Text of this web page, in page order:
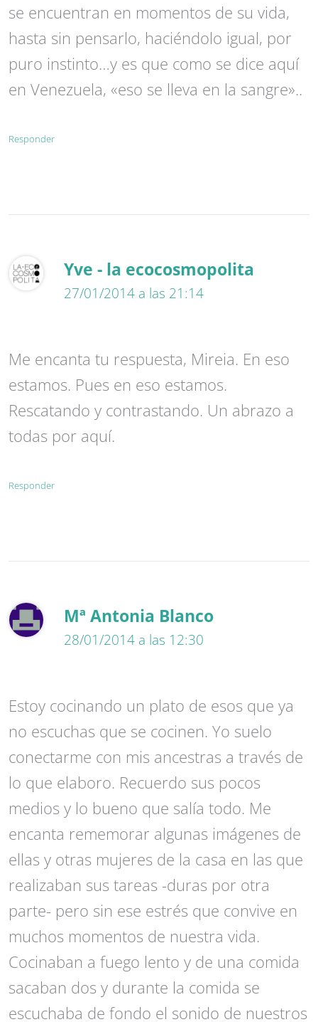
se encuentran en momentos de su vida,
hasta sin pensarlo, haciéndolo igual, por
puro instinto…y es que como se dice aquí
en Venezuela, «eso se lleva en la sangre»..
Responder
Yve - la ecocosmopolita
27/01/2014 a las 21:14
Me encanta tu respuesta, Mireia. En eso
estamos. Pues en eso estamos.
Rescatando y contrastando. Un abrazo a
todas por aquí.
Responder
Mª Antonia Blanco
28/01/2014 a las 12:30
Estoy cocinando un plato de esos que ya
no escuchas que se cocinen. Yo suelo
conectarme con mis ancestras a través de
lo que elaboro. Recuerdo sus pocos
medios y lo bueno que salía todo. Me
encanta rememorar algunas imágenes de
ellas y otras mujeres de la casa en las que
realizaban sus tareas -duras por otra
parte- pero sin ese estrés que convive en
muchos momentos de nuestra vida.
Cocinaban a fuego lento y de una comida
sacaban dos y durante la comida se
escuchaba de fondo el sonido de nuestros